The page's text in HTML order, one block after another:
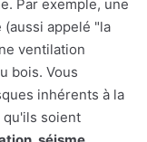
Par exemple, une
appelé "la
ventilation
bois. Vous
inhérents à la
qu'ils soient